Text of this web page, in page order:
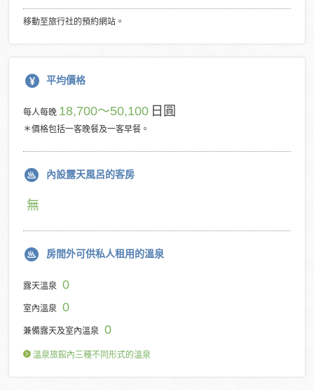
移動至旅行社的預約網站。
平均價格
每人每晚 18,700～50,100 日圓
＊價格包括一客晚餐及一客早餐。
內設露天風呂的客房
無
房間外可供私人租用的溫泉
露天溫泉 0
室內溫泉 0
兼備露天及室內溫泉 0
溫泉旅館內三種不同形式的溫泉